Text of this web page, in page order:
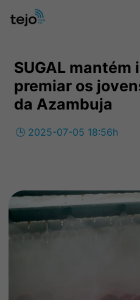
SUGAL
premiar os
da Azambuja
🕒 2025-07-05 18:56h